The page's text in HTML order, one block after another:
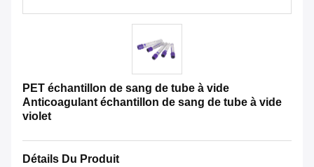
PET échantillon de sang de tube à vide
Anticoagulant échantillon de sang de tube à vide
violet
Détails Du Produit